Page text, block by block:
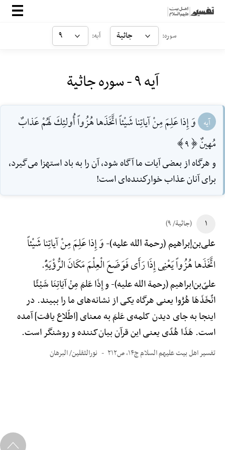
صفحه‌اصلی
ارتباط با ما
سوره: جاثیة آیه: ۹
آیه ۹ - سوره جاثیة
آیه وَ إِذا عَلِمَ مِنْ آياتِنا شَيْئاً اتَّخَذَها هُزُواً أُولئِكَ لَهُمْ عَذابٌ
مُهينٌ [9]
و هرگاه از بعضى آيات ما آگاه شود، آن را به باد استهزا مى‌گيرد،
براى آنان عذاب خواركننده‌اى است!
۱ (جاثیة/ ۹)
علی‌بن‌إبراهیم (رحمة الله علیه)-وَ إِذا عَلِمَ مِنْ آیاتِنا شَیْئاً
اتَّخَذَها هُزُواً یَعْنِی إِذَا رَأَی فَوَضَعَ الْعِلْمَ مَکَانَ الرُّؤْیَهًِْ.
علیّ‌بن‌ابراهیم (رحمة الله علیه)-و إِذَا عَلمَ مِنْ آیَاتِنَا شَیْئًا
اتَّخَذَهَا هُزُوا یعنی هرگاه یکی از نشانه‌های ما را ببیند. در
اینجا به جای دیدن کلمه‌ی عَلمَ به معنای [اطّلاع یافت] آمده
است. هَذَا هُدًی یعنی این قرآن بیان‌کننده و روشنگر است.
تفسیر اهل بیت علیهم السلام ج۱۴، ص۲۱۲ نورالثقلین/ البرهان